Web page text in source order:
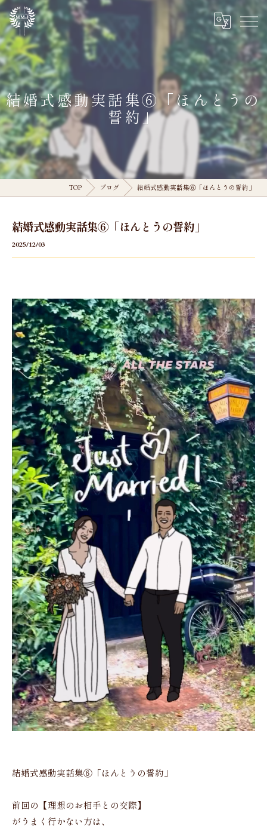
結婚式感動実話集⑥「ほんとうの
誓約」
TOP ブログ 結婚式感動実話集⑥「ほんとうの誓約」
結婚式感動実話集⑥「ほんとうの誓約」
2025/12/03
結婚式感動実話集⑥「ほんとうの誓約」
前回の【理想のお相手との交際】
がうまく行かない方は、